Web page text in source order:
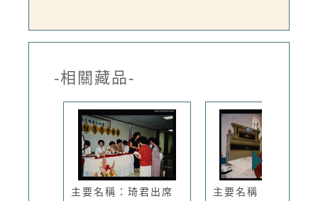
-相關藏品-
主要名稱：琦君出席 主要名稱：琦君個人